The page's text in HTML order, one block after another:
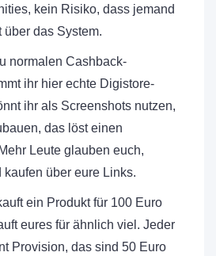
kein Risiko, dass jemand
über das System.
normalen Cashback-
ihr hier echte Digistore-
ihr als Screenshots nutzen,
das löst einen
Leute glauben euch,
über eure Links.
ein Produkt für 100 Euro
eures für ähnlich viel. Jeder
Provision, das sind 50 Euro